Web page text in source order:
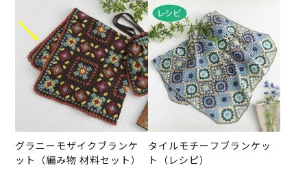
グラニーモザイクブランケ
ット（編み物 材料セット）
タイルモチーフブランケッ
ト（レシピ）